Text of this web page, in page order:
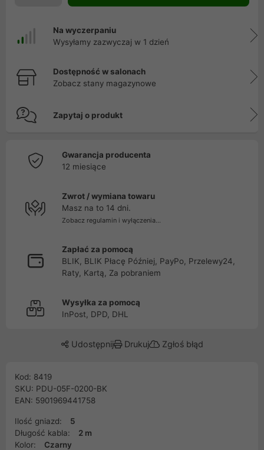
Na wyczerpaniu
Wysyłamy zazwyczaj w 1 dzień
Dostępność w salonach
Zobacz stany magazynowe
Zapytaj o produkt
Gwarancja producenta
12 miesiące
Zwrot / wymiana towaru
Masz na to 14 dni.
Zobacz regulamin i wyłączenia...
Zapłać za pomocą
BLIK, BLIK Płacę Później, PayPo, Przelewy24,
Raty, Kartą, Za pobraniem
Wysyłka za pomocą
InPost, DPD, DHL
Udostępnij Drukuj Zgłoś błąd
Kod: 8419
SKU: PDU-05F-0200-BK
EAN: 5901969441758
Ilość gniazd:
5
Długość kabla:
2 m
Kolor:
Czarny